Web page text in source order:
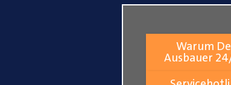
Warum
Ausbauer